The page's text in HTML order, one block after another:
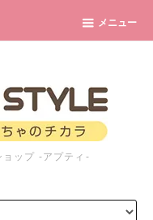
メニュー
ョップ -アプティ-